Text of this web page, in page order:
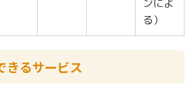
ンによ
る）
きるサービス